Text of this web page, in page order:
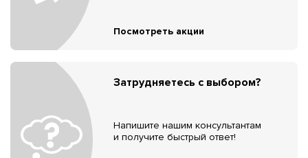
Посмотреть акции
Затрудняетесь с выбором?
Напишите нашим консультантам
и получите быстрый ответ!